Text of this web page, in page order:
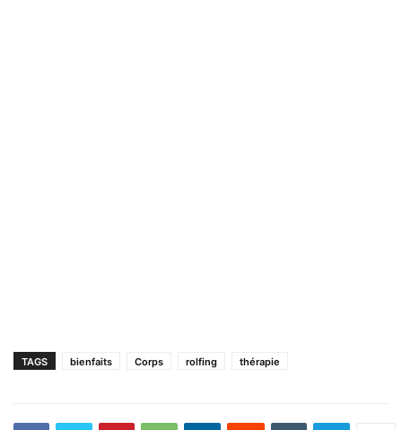
TAGS bienfaits Corps rolfing thérapie